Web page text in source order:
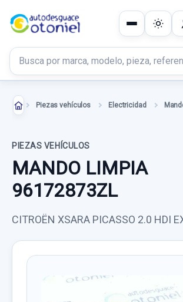
Buscar productos
Piezas vehículos Electricidad
PIEZAS VEHÍCULOS
MANDO LIMPIA
96172873ZL
CITROËN XSARA PICASSO 2.0 HDI